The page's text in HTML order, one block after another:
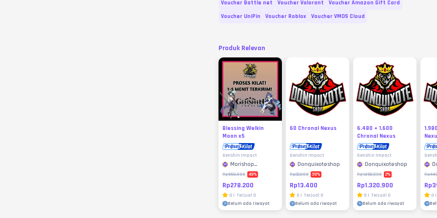
Voucher Battle net
Voucher Valorant
Voucher Amazon Gift Card
Voucher UniPin
Voucher Roblox Voucher VMOS Cloud
Produk Relevan
Blessing Welkin
Moon x5
Genshin Impact
Morishop
Diamond
Rp550.000 49%
Rp278.200
0 | Terjual 0
Belum ada riwayat
60 Chronal Nexus
Genshin Impact
Donquixoteshop
Rp22.000 39%
Rp13.400
0 | Terjual 0
Belum ada riwayat
6.480 + 1.600
Chronal Nexus
Genshin Impact
Donquixoteshop
Rp1.353.000 2%
Rp1.320.900
0 | Terjual 0
Belum ada riwayat
0 |